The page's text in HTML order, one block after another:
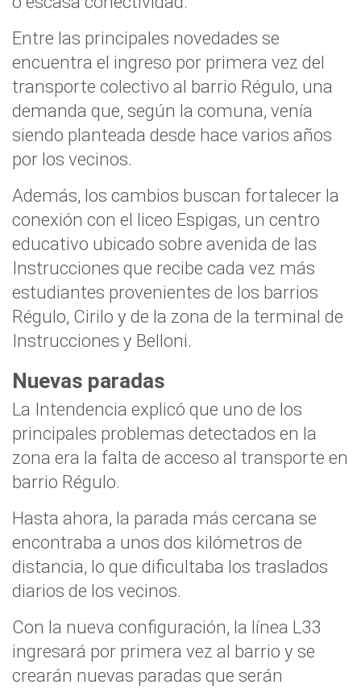
Entre las principales novedades se
encuentra el ingreso por primera vez del
transporte colectivo al barrio Régulo, una
demanda que, según la comuna, venía
siendo planteada desde hace varios años
por los vecinos.
Además, los cambios buscan fortalecer la
conexión con el liceo Espigas, un centro
educativo ubicado sobre avenida de las
Instrucciones que recibe cada vez más
estudiantes provenientes de los barrios
Régulo, Cirilo y de la zona de la terminal de
Instrucciones y Belloni.
Nuevas paradas
La Intendencia explicó que uno de los
principales problemas detectados en la
zona era la falta de acceso al transporte en
barrio Régulo.
Hasta ahora, la parada más cercana se
encontraba a unos dos kilómetros de
distancia, lo que dificultaba los traslados
diarios de los vecinos.
Con la nueva configuración, la línea L33
ingresará por primera vez al barrio y se
crearán nuevas paradas que serán